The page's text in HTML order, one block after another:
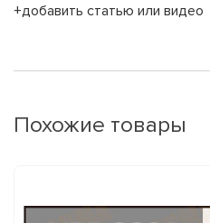
+добавить статью или видео
Похожие товары